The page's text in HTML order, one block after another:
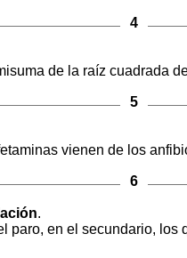
4
de la raíz cuadrada
5
vienen de los
6
.
paro, en el secundario,